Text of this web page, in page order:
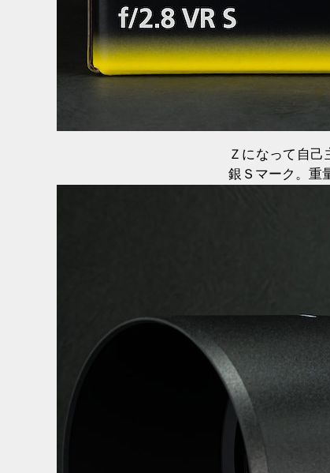
Ｚになって自
銀Ｓマーク。重